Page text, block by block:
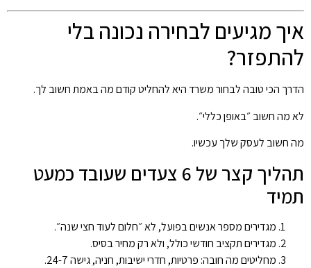
איך מגיעים לבחירה נכונה בלי
להתפזר?
הדרך הכי טובה לבחור משרד היא להחליט קודם מה באמת חשוב לך.
לא מה חשוב ״באופן כללי״.
מה חשוב לעסק שלך עכשיו.
תהליך קצר של 6 צעדים שעובד כמעט
תמיד
מגדירים מספר אנשים בפועל, לא ״חלום לעוד חצי שנה״.
מגדירים תקציב חודשי כולל, ולא רק מחיר בסיס.
מחליטים מה חובה: פרטיות, חדרי ישיבות, חניה, גישה 24-7.